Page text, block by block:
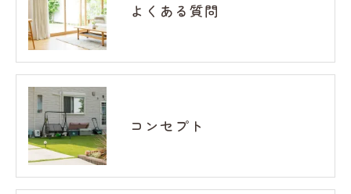
よくある質問
コンセプト